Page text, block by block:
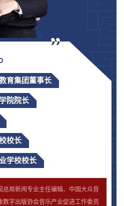
育集团董事长
院院长
校长
学校校长
总局新闻专业主任编辑、中国大众音
数字出版协会音乐产业促进工作委员